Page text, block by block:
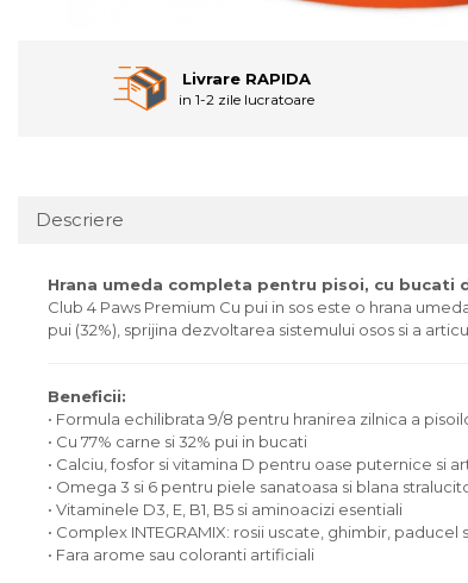
Livrare RAPIDA
in 1-2 zile lucratoare
Descriere
Hrana umeda completa pentru pisoi, cu bucati
Club 4 Paws Premium Cu pui in sos este o hrana
pui (32%), sprijina dezvoltarea sistemului osos si a
Beneficii:
• Formula echilibrata 9/8 pentru hranirea zilnica a
• Cu 77% carne si 32% pui in bucati
• Calciu, fosfor si vitamina D pentru oase puternice si
• Omega 3 si 6 pentru piele sanatoasa si blana
• Vitaminele D3, E, B1, B5 si aminoacizi esentiali
• Complex INTEGRAMIX: rosii uscate, ghimbir, paducel
• Fara arome sau coloranti artificiali